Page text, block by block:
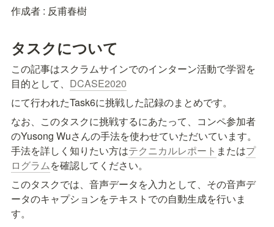
作成者 : 反甫春樹
タスクについて
この記事はスクラムサインでのインターン活動で学習を
目的として、 DCASE2020
にて行われたTask6に挑戦した記録のまとめです。
なお、このタスクに挑戦するにあたって、コンペ参加者
のYusong Wuさんの手法を使わせていただいています。
手法を詳しく知りたい方はテクニカルレポート またはプ
ログラムを確認してください。
このタスクでは、音声データを入力として、その音声デ
ータのキャプションをテキストでの自動生成を行いま
す。